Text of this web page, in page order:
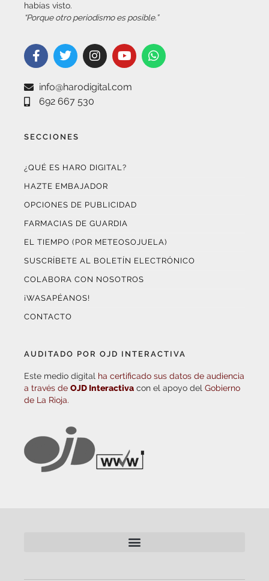
habías visto.
“Porque otro periodismo es posible.”
info@harodigital.com
692 667 530
SECCIONES
¿QUÉ ES HARO DIGITAL?
HAZTE EMBAJADOR
OPCIONES DE PUBLICIDAD
FARMACIAS DE GUARDIA
EL TIEMPO (POR METEOSOJUELA)
SUSCRÍBETE AL BOLETÍN ELECTRÓNICO
COLABORA CON NOSOTROS
¡WASAPÉANOS!
CONTACTO
AUDITADO POR OJD INTERACTIVA
Este medio digital ha certificado sus datos de audiencia
a través de OJD Interactiva con el apoyo del Gobierno
de La Rioja.